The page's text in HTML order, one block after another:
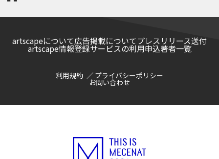
artscapeについて広告掲載についてプレスリリース送付
artscape情報登録サービスの利用申込著者一覧
利用規約 プライバシーポリシー
お問い合わせ